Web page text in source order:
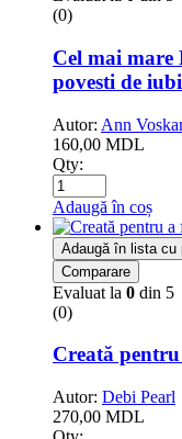
(0)
Cel mai mare
povesti de
Autor: Ann
160,00 MDL
Qty:
Adaugă în coș
Adaugă în lista cu
Comparare
Evaluat la 0 din 5
(0)
Creată
Autor: Debi Pearl
270,00 MDL